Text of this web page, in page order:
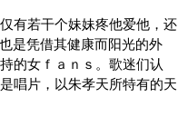
有若干个妹妹疼他爱他，还
是凭借其健康而阳光的外
的女ｆａｎｓ。歌迷们认
唱片，以朱孝天所特有的天